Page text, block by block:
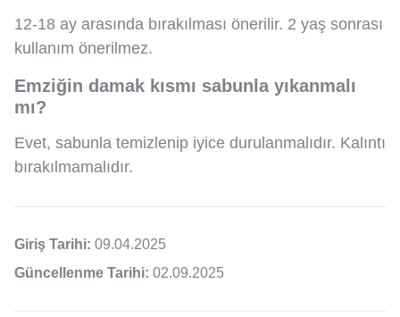
12-18 ay arasında bırakılması önerilir. 2 yaş sonrası
kullanım önerilmez.
Emziğin damak kısmı sabunla yıkanmalı
mı?
Evet, sabunla temizlenip iyice durulanmalıdır. Kalıntı
bırakılmamalıdır.
Giriş Tarihi: 09.04.2025
Güncellenme Tarihi: 02.09.2025